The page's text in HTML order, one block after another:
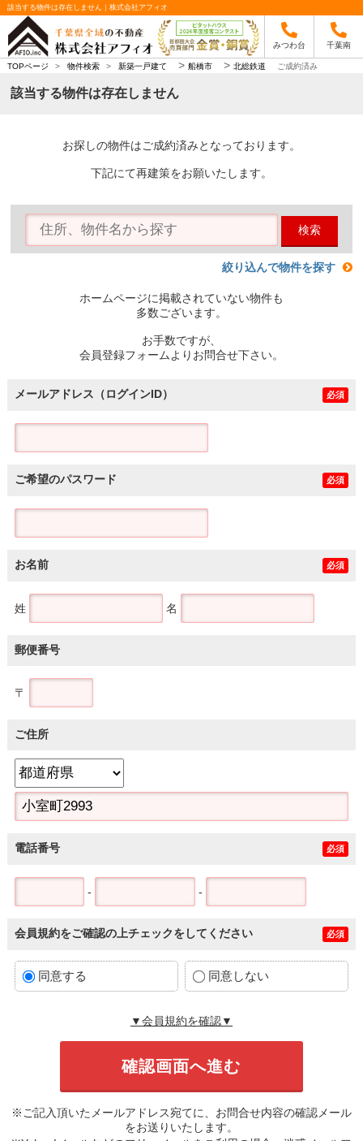
該当する物件は存在しません｜株式会社アフィオ
みつわ台 千葉南
TOPページ > 物件検索 > 新築一戸建て > 船橋市 > 北総鉄道 ご成約済み
該当する物件は存在しません
お探しの物件はご成約済みとなっております。
下記にて再建策をお願いたします。
検索
絞り込んで物件を探す
ホームページに掲載されていない物件も
多数ございます。
お手数ですが、
会員登録フォームよりお問合せ下さい。
メールアドレス（ログインID） 必須
ご希望のパスワード 必須
お名前 必須
姓 名
郵便番号
〒
ご住所
電話番号 必須
- -
会員規約をご確認の上チェックをしてください 必須
同意する 同意しない
▼会員規約を確認▼
※ご記入頂いたメールアドレス宛てに、お問合せ内容の確認メール
をお送りいたします。